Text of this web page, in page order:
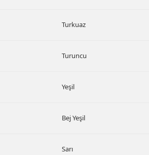
Turkuaz
Turuncu
Yeşil
Bej Yeşil
Sarı